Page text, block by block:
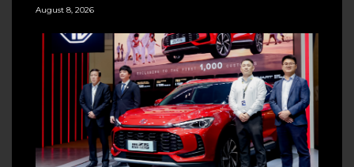
August 8, 2026